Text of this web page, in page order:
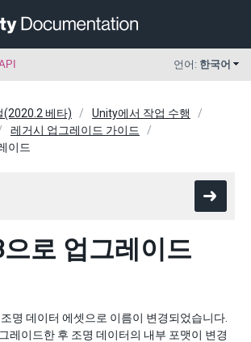
언어: 한국어
(2020.2 베타)
Unity에서 작업 수행
레거시 업그레이드 가이드
이드
로 업그레이드
명 데이터 에셋으로 이름이 변경되었습니다.
레이드한 후 조명 데이터의 내부 포맷이 변경